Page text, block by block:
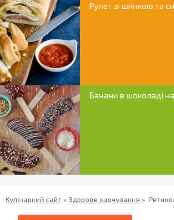
Рулет зі шинкою та
Банани в шоколаді
Кулінарний сайт» Здорове харчування »